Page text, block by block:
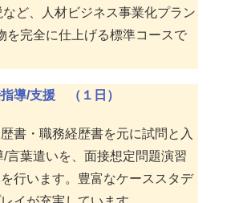
ど、人材ビジネス事業化プラン
を完全に仕上げる標準コースで
導/支援 （１日）
書・職務経歴書を元に試問と入
言葉遣いを、面接想定問題演習
行います。豊富なケーススタデ